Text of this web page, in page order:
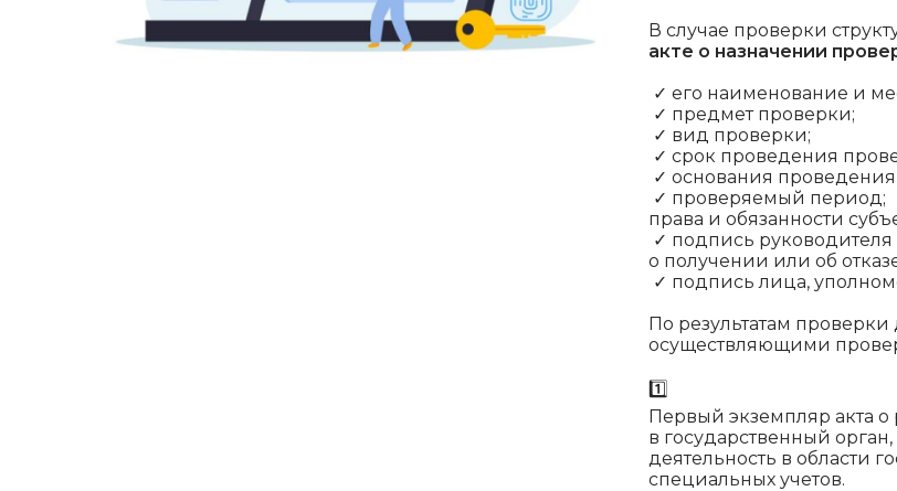
В случае проверки
акте о назначении
✓ его наименование и
✓ предмет проверки;
✓ вид проверки;
✓ срок проведения
✓ основания
✓ проверяемый период;
права и обязанности
✓ подпись руководителя
о получении или об
✓ подпись лица,
По результатам
осуществляющими
1️⃣
Первый экземпляр акта о
в государственный
деятельность в области
специальных учетов.